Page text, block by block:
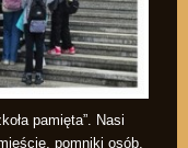
pamięta”. Nasi
pomniki osób,